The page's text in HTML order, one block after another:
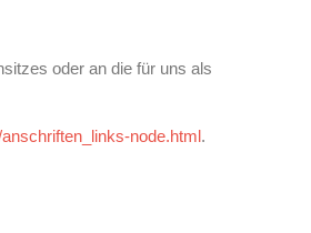
oder an die für uns als
node.html.